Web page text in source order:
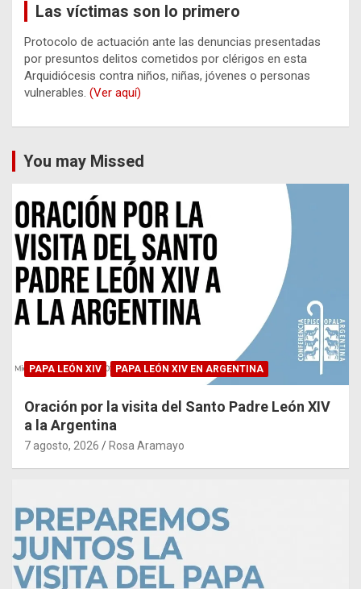
Las víctimas son lo primero
Protocolo de actuación ante las denuncias presentadas
por presuntos delitos cometidos por clérigos en esta
Arquidiócesis contra niños, niñas, jóvenes o personas
vulnerables. (Ver aquí)
You may Missed
PAPA LEÓN XIV PAPA LEÓN XIV EN ARGENTINA
Oración por la visita del Santo Padre León XIV
a la Argentina
7 agosto, 2026 Rosa Aramayo